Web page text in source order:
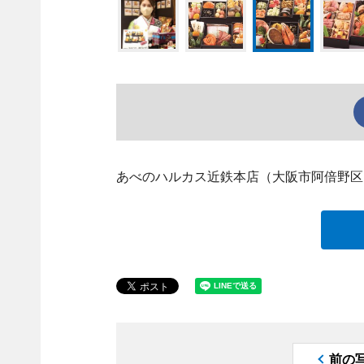
あべのハルカス近鉄本店（大阪市阿倍野
前の